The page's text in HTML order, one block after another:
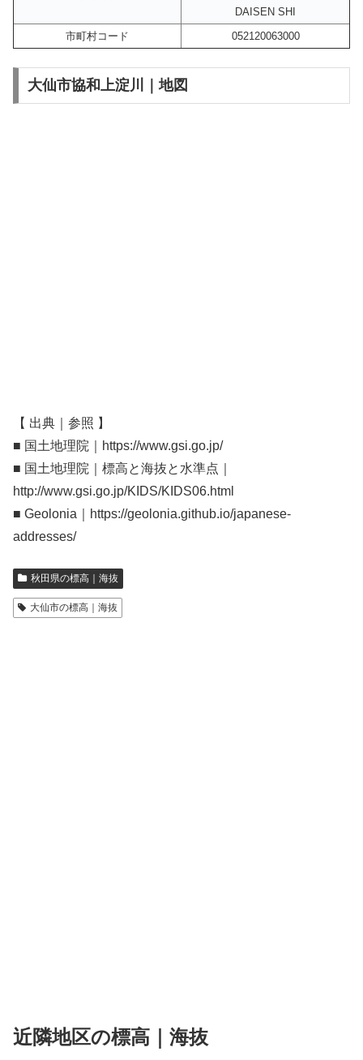
DAISEN SHI
市町村コード
052120063000
大仙市協和上淀川｜地図
【 出典｜参照 】
■ 国土地理院｜https://www.gsi.go.jp/
■ 国土地理院｜標高と海抜と水準点｜
http://www.gsi.go.jp/KIDS/KIDS06.html
■ Geolonia｜https://geolonia.github.io/japanese-
addresses/
秋田県の標高｜海抜
大仙市の標高｜海抜
近隣地区の標高｜海抜